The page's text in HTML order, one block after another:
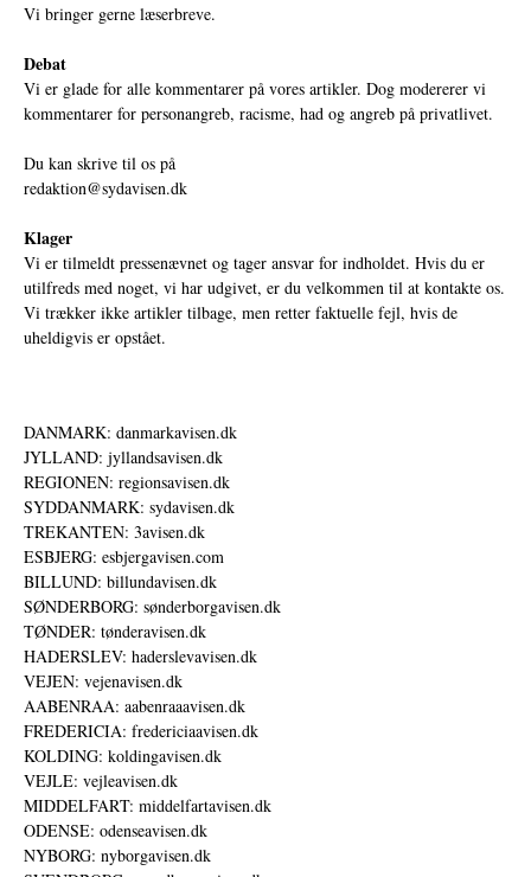
Vi bringer gerne læserbreve.
Debat
Vi er glade for alle kommentarer på vores artikler. Dog modererer vi
kommentarer for personangreb, racisme, had og angreb på privatlivet.
Du kan skrive til os på
redaktion@sydavisen.dk
Klager
Vi er tilmeldt pressenævnet og tager ansvar for indholdet. Hvis du er
utilfreds med noget, vi har udgivet, er du velkommen til at kontakte os.
Vi trækker ikke artikler tilbage, men retter faktuelle fejl, hvis de
uheldigvis er opstået.
DANMARK: danmarkavisen.dk
JYLLAND: jyllandsavisen.dk
REGIONEN: regionsavisen.dk
SYDDANMARK: sydavisen.dk
TREKANTEN: 3avisen.dk
ESBJERG: esbjergavisen.com
BILLUND: billundavisen.dk
SØNDERBORG: sønderborgavisen.dk
TØNDER: tønderavisen.dk
HADERSLEV: haderslevavisen.dk
VEJEN: vejenavisen.dk
AABENRAA: aabenraaavisen.dk
FREDERICIA: fredericiaavisen.dk
KOLDING: koldingavisen.dk
VEJLE: vejleavisen.dk
MIDDELFART: middelfartavisen.dk
ODENSE: odenseavisen.dk
NYBORG: nyborgavisen.dk